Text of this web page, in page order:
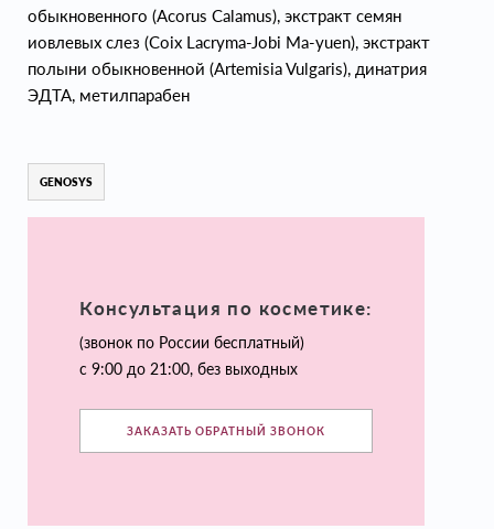
обыкновенного (Acorus Calamus), экстракт семян
иовлевых слез (Coix Lacryma-Jobi Ma-yuen), экстракт
полыни обыкновенной (Artemisia Vulgaris), динатрия
ЭДТА, метилпарабен
GENOSYS
Консультация по косметике:
(звонок по России бесплатный)
с 9:00 до 21:00, без выходных
ЗАКАЗАТЬ ОБРАТНЫЙ ЗВОНОК